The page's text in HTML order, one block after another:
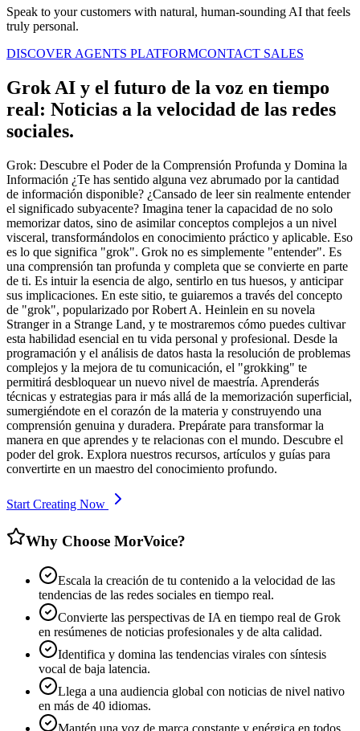
Speak to your customers with natural, human-sounding AI that feels
truly personal.
DISCOVER AGENTS PLATFORMCONTACT SALES
Grok AI y el futuro de la voz en tiempo
real: Noticias a la velocidad de las redes
sociales.
Grok: Descubre el Poder de la Comprensión Profunda y Domina la
Información ¿Te has sentido alguna vez abrumado por la cantidad
de información disponible? ¿Cansado de leer sin realmente entender
el significado subyacente? Imagina tener la capacidad de no solo
memorizar datos, sino de asimilar conceptos complejos a un nivel
visceral, transformándolos en conocimiento práctico y aplicable. Eso
es lo que significa "grok". Grok no es simplemente "entender". Es
una comprensión tan profunda y completa que se convierte en parte
de ti. Es intuir la esencia de algo, sentirlo en tus huesos, y anticipar
sus implicaciones. En este sitio, te guiaremos a través del concepto
de "grok", popularizado por Robert A. Heinlein en su novela
Stranger in a Strange Land, y te mostraremos cómo puedes cultivar
esta habilidad esencial en tu vida personal y profesional. Desde la
programación y el análisis de datos hasta la resolución de problemas
complejos y la mejora de tu comunicación, el "grokking" te
permitirá desbloquear un nuevo nivel de maestría. Aprenderás
técnicas y estrategias para ir más allá de la memorización superficial,
sumergiéndote en el corazón de la materia y construyendo una
comprensión genuina y duradera. Prepárate para transformar la
manera en que aprendes y te relacionas con el mundo. Descubre el
poder del grok. Explora nuestros recursos, artículos y guías para
convertirte en un maestro del conocimiento profundo.
Start Creating Now
Why Choose MorVoice?
Escala la creación de tu contenido a la velocidad de las
tendencias de las redes sociales en tiempo real.
Convierte las perspectivas de IA en tiempo real de Grok
en resúmenes de noticias profesionales y de alta calidad.
Identifica y domina las tendencias virales con síntesis
vocal de baja latencia.
Llega a una audiencia global con noticias de nivel nativo
en más de 40 idiomas.
Mantén una voz de marca constante y enérgica en todos